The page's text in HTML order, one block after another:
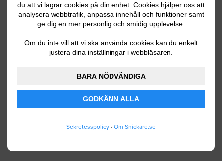
du att vi lagrar cookies på din enhet. Cookies hjälper oss att
analysera webbtrafik, anpassa innehåll och funktioner samt
ge dig en mer personlig och smidig upplevelse.
Om du inte vill att vi ska använda cookies kan du enkelt
justera dina inställningar i webbläsaren.
BARA NÖDVÄNDIGA
GODKÄNN ALLA
Sekretesspolicy • Om Snickare.se
Ditt telefonnummer
mina personuppgifter enligtanvändarvillkoren